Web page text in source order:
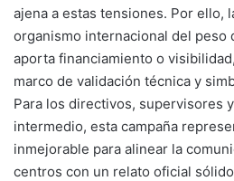
ajena a estas tensiones. Por ello,
organismo internacional del peso
aporta financiamiento o
marco de validación técnica y
Para los directivos, supervisores
intermedio, esta campaña
inmejorable para alinear la
centros con un relato oficial